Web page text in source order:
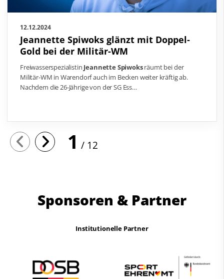
12.12.2024
Jeannette Spiwoks glänzt mit Doppel-
Gold bei der Militär-WM
Freiwasserspezialistin Jeannette Spiwoksräumt bei der
Militär-WM in Warendorf auch im Becken weiter kräftig ab.
Nachdem die 26-Jährige von der SG Ess…
1 12
Sponsoren & Partner
Institutionelle Partner